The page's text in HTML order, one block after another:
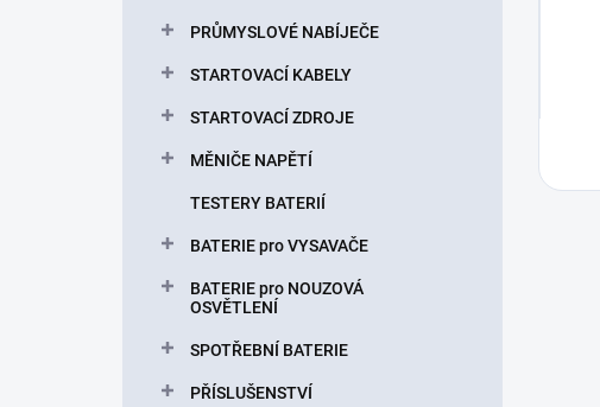
PRŮMYSLOVÉ NABÍJEČE
STARTOVACÍ KABELY
STARTOVACÍ ZDROJE
MĚNIČE NAPĚTÍ
TESTERY BATERIÍ
BATERIE pro VYSAVAČE
BATERIE pro NOUZOVÁ
OSVĚTLENÍ
SPOTŘEBNÍ BATERIE
PŘÍSLUŠENSTVÍ